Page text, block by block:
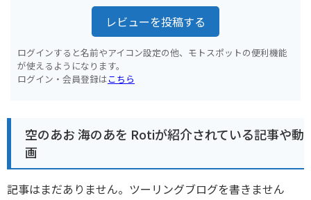
レビューを投稿する
ログインすると名前やアイコン設定の他、モトスポットの便利機能
が使えるようになります。
ログイン・会員登録はこちら
空のあお 海のあを Rotiが紹介されている記事や動
画
記事はまだありません。ツーリングブログを書きません